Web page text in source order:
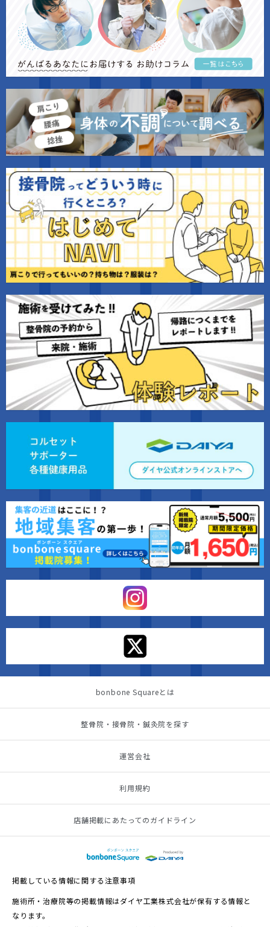
bonbone Squareとは
整骨院・接骨院・鍼灸院を探す
運営会社
利用規約
店舗掲載にあたってのガイドライン
掲載している情報に関する注意事項
施術所・治療院等の掲載情報はダイヤ工業株式会社が保有する情報と
なります。